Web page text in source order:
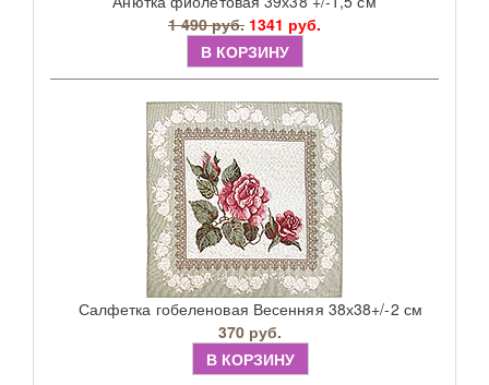
1 490 руб. 1341 руб.
В КОРЗИНУ
Салфетка гобеленовая Весенняя 38х38+/-2 см
370 руб.
В КОРЗИНУ